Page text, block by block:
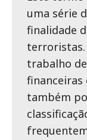
uma série
finalidade
terroristas.
trabalho
financeiras
também